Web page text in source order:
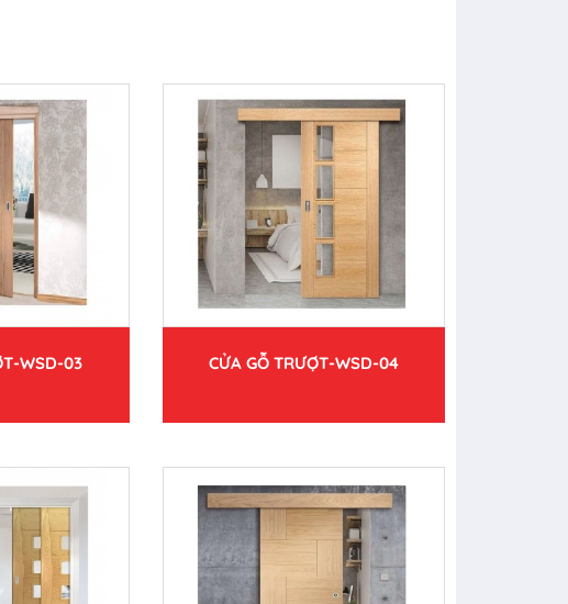
WSD-03 CỬA GỖ TRƯỢT-WSD-04